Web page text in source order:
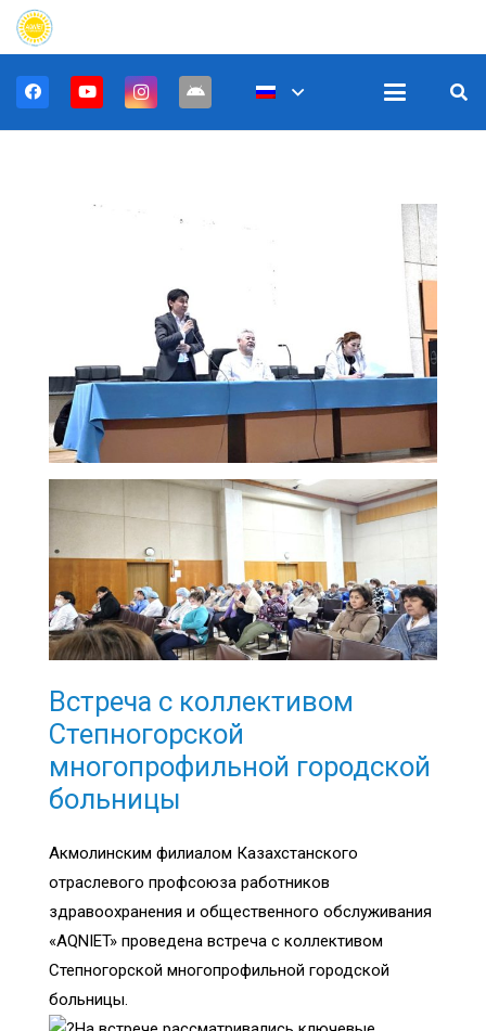
Встреча с коллективом
Степногорской
многопрофильной городской
больницы
Акмолинским филиалом Казахстанского
отраслевого профсоюза работников
здравоохранения и общественного обслуживания
«AQNIET» проведена встреча с коллективом
Степногорской многопрофильной городской
больницы.